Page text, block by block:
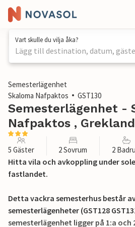
Vart skulle du vilja åka?
Lägg till destination, datum,
1 / 26
Semesterlägenhet
Skaloma Nafpaktos
GST130
Semesterlägenhet -
Nafpaktos , Grekland
5 Gäster 2 Sovrum 2
Hitta vila och avkoppling under
fastlandet.
Detta vackra semesterhus består
semesterlägenheter (GST128
semesterlägenhet ligger på 1:a och